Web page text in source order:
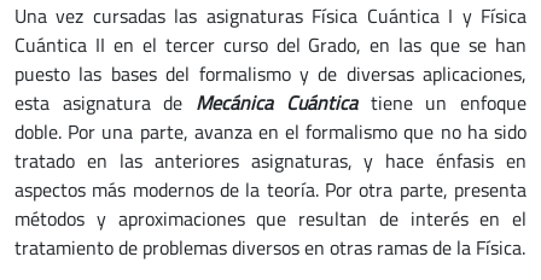
Una vez cursadas las asignaturas Física Cuántica I y Física
Cuántica II en el tercer curso del Grado, en las que se han
puesto las bases del formalismo y de diversas aplicaciones,
esta asignatura de Mecánica Cuánticatiene un enfoque
doble. Por una parte, avanza en el formalismo que no ha sido
tratado en las anteriores asignaturas, y hace énfasis en
aspectos más modernos de la teoría. Por otra parte, presenta
métodos y aproximaciones que resultan de interés en el
tratamiento de problemas diversos en otras ramas de la Física.